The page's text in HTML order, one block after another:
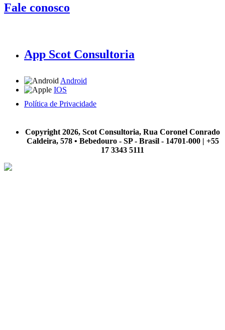
Fale conosco
App Scot Consultoria
Android
IOS
Política de Privacidade
Copyright 2026, Scot Consultoria, Rua Coronel Conrado
Caldeira, 578 • Bebedouro - SP - Brasil - 14701-000 | +55
17 3343 5111